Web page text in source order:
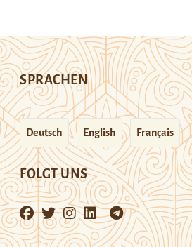
SPRACHEN
Deutsch English Français
FOLGT UNS